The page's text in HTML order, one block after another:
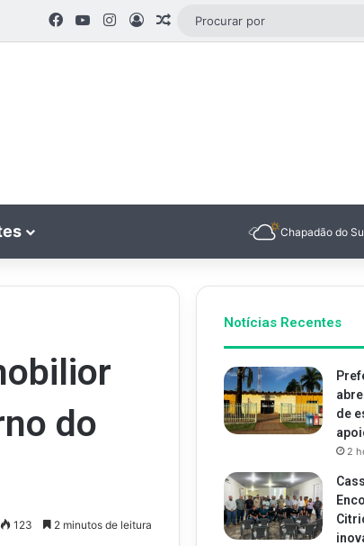
Facebook
YouTubeInstagram
EntrarArtigo aleatório
Chapadão do
do
123 2 minutos de leitura
Notícias Recentes
de
2